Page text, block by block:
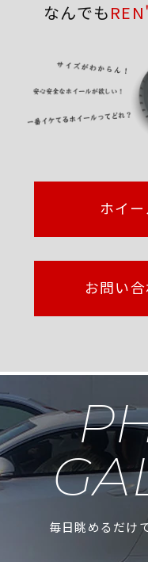
なんでも
ホイ
お問い
毎日眺めるだけ